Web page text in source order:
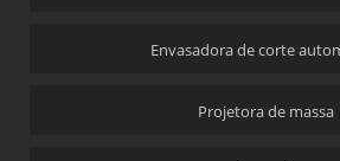
Envasadora de corte
Projetora de massa